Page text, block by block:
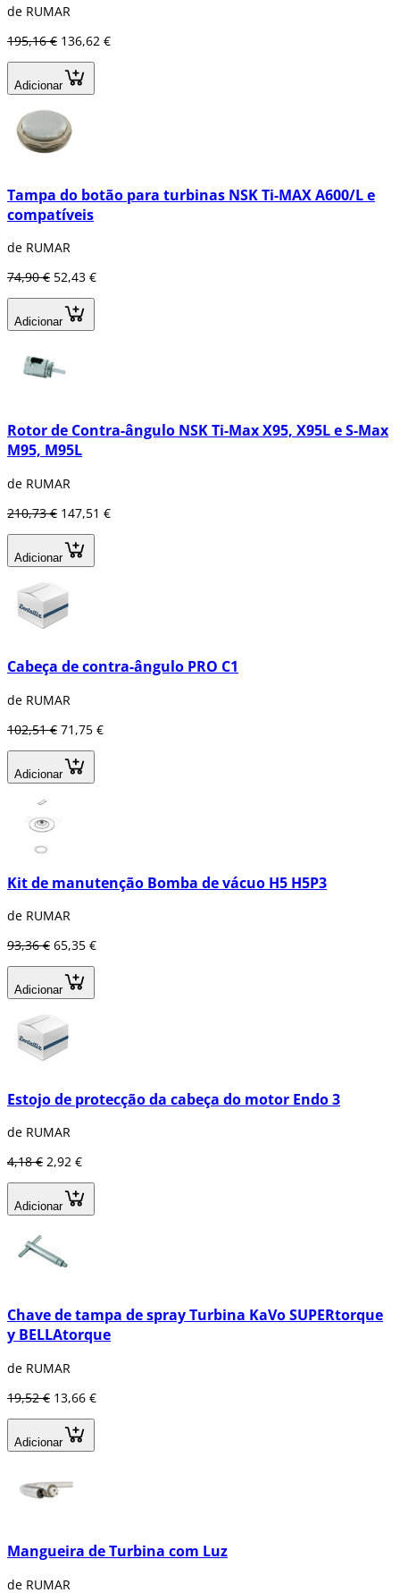
de RUMAR
195,16 € 136,62 €
Adicionar
Tampa do botão para turbinas NSK Ti-MAX A600/L e
compatíveis
de RUMAR
74,90 € 52,43 €
Adicionar
Rotor de Contra-ângulo NSK Ti-Max X95, X95L e S-Max
M95, M95L
de RUMAR
210,73 € 147,51 €
Adicionar
Cabeça de contra-ângulo PRO C1
de RUMAR
102,51 € 71,75 €
Adicionar
Kit de manutenção Bomba de vácuo H5 H5P3
de RUMAR
93,36 € 65,35 €
Adicionar
Estojo de protecção da cabeça do motor Endo 3
de RUMAR
4,18 € 2,92 €
Adicionar
Chave de tampa de spray Turbina KaVo SUPERtorque
y BELLAtorque
de RUMAR
19,52 € 13,66 €
Adicionar
Mangueira de Turbina com Luz
de RUMAR